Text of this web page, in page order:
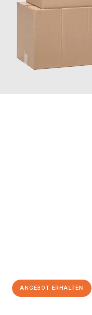
ANGEBOT ERHALTEN